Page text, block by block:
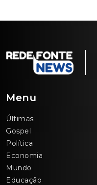
Menu
Últimas
Gospel
Política
Economia
Mundo
Educação